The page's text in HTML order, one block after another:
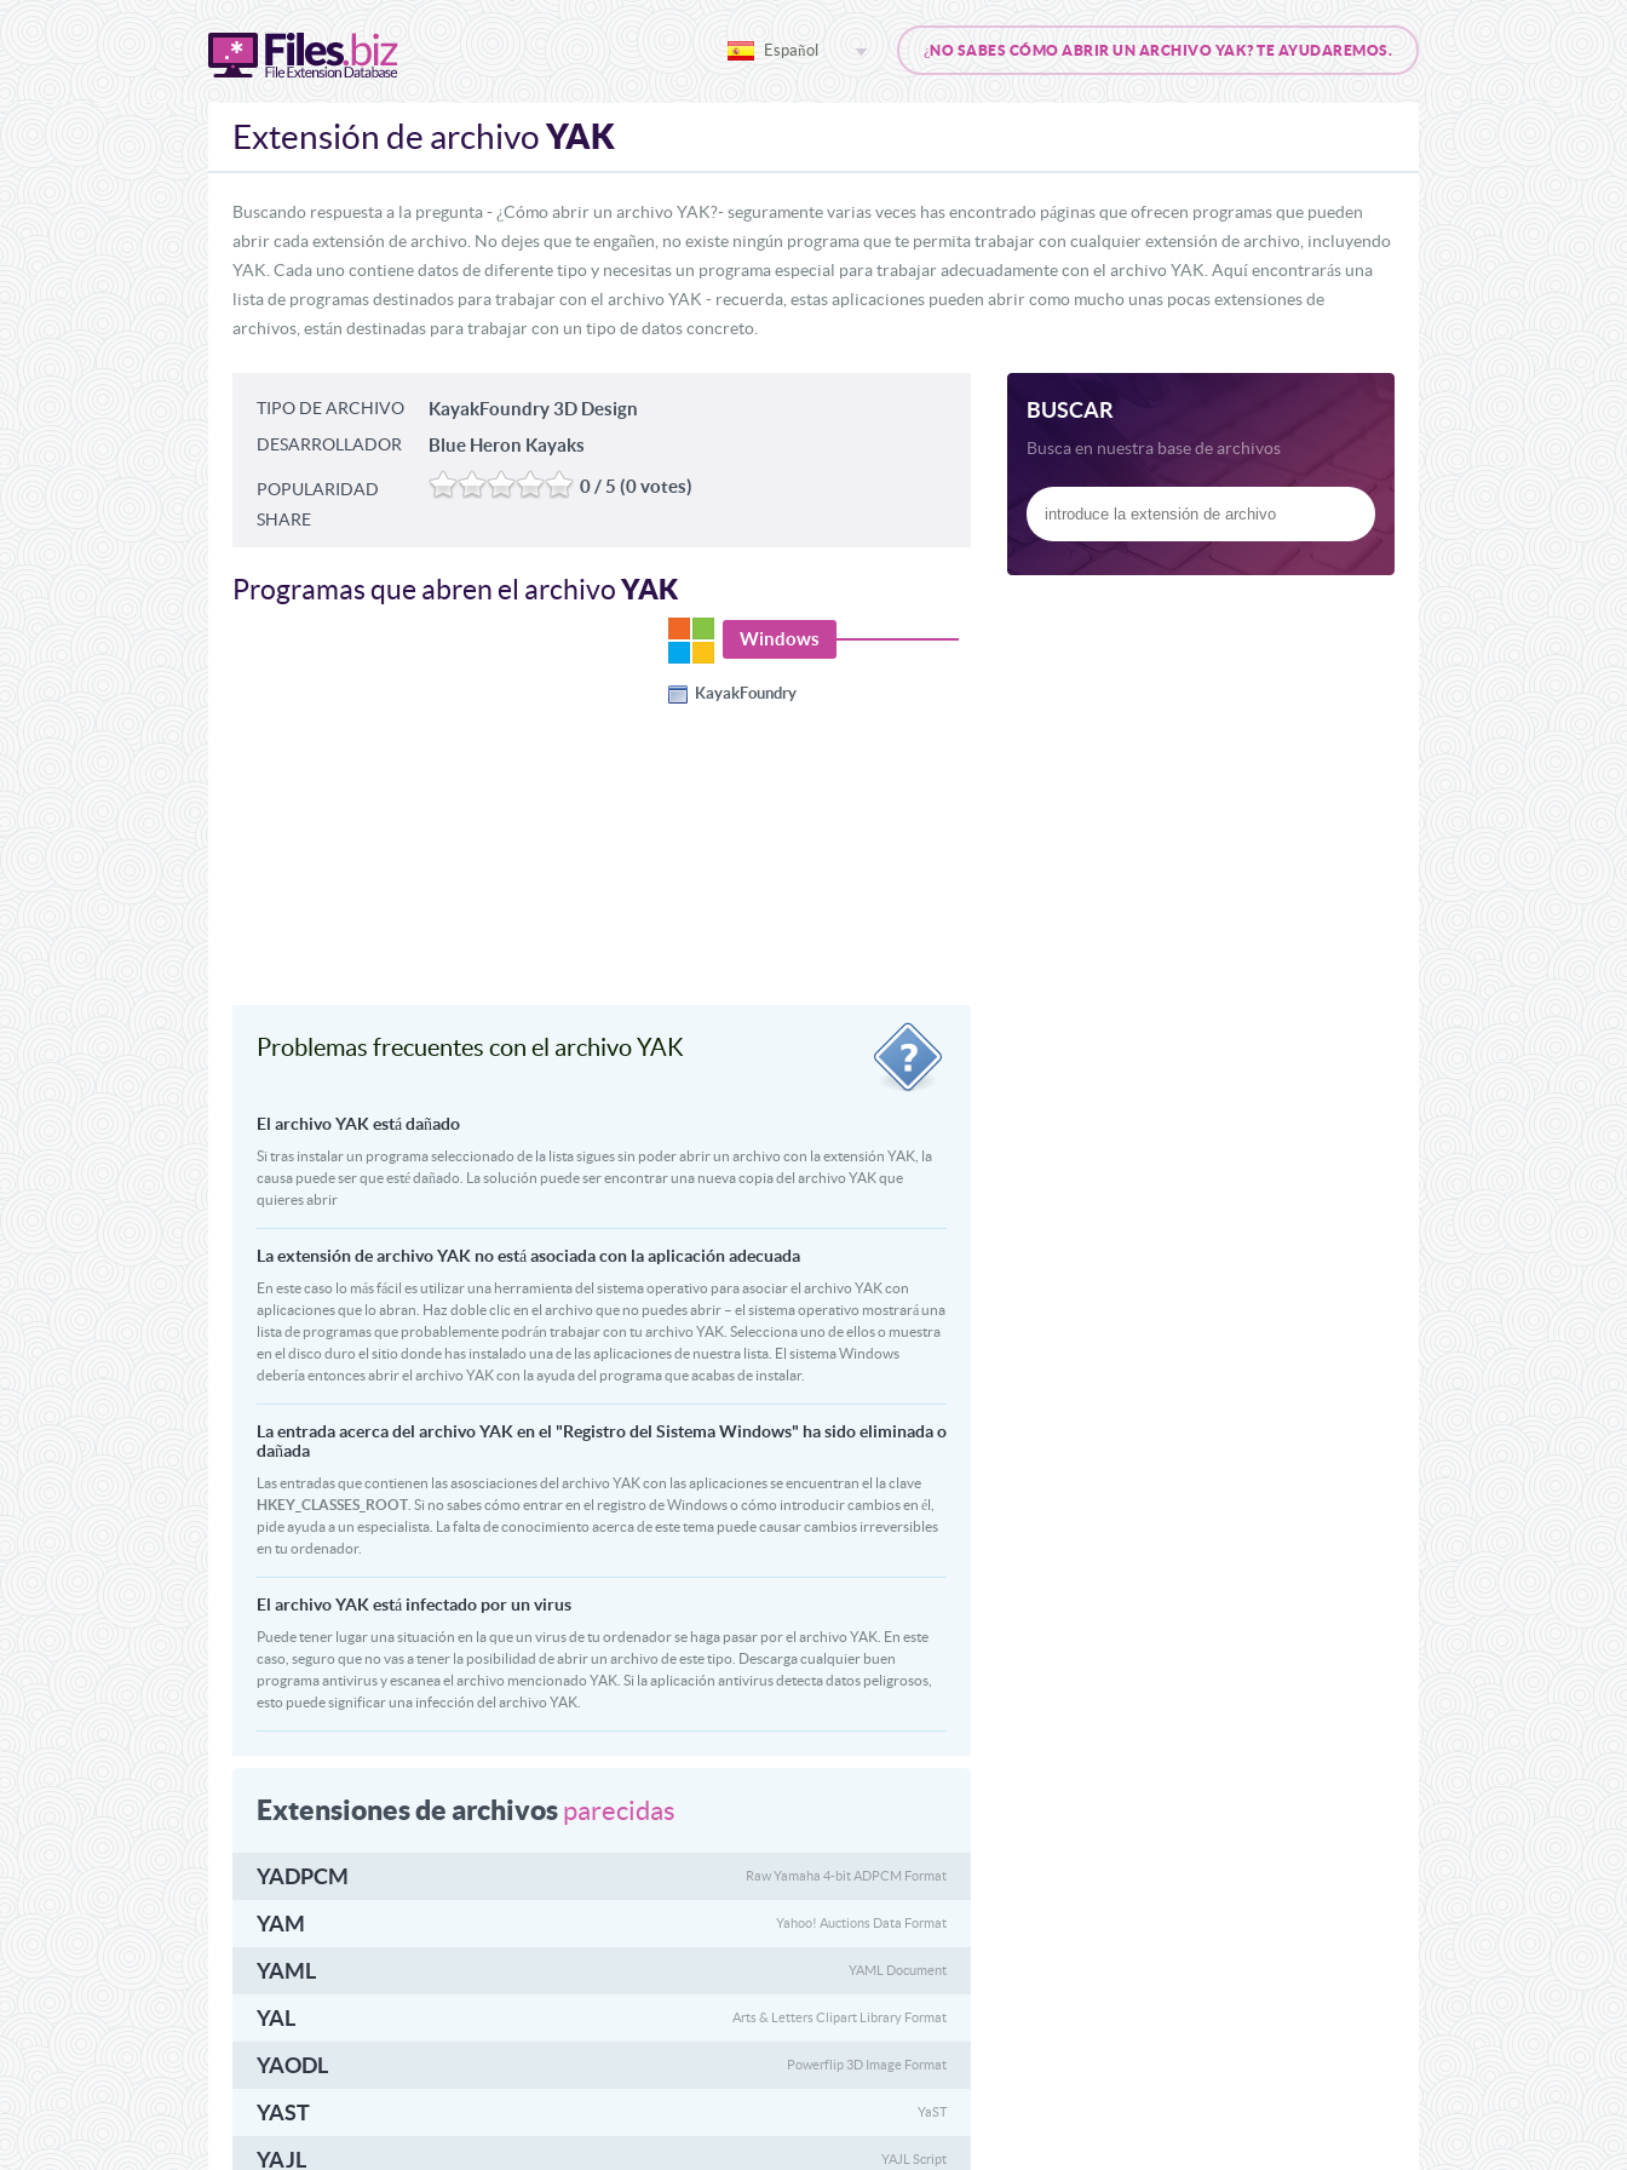
¿NO SABES CÓMO ABRIR UN ARCHIVO YAK? TE AYUDAREMOS.
Español
Extensión de archivoYAK
Buscando respuesta a la pregunta - ¿Cómo abrir un archivo YAK?- seguramente varias veces has encontrado páginas que ofrecen programas que pueden
abrir cada extensión de archivo. No dejes que te engañen, no existe ningún programa que te permita trabajar con cualquier extensión de archivo, incluyendo
YAK. Cada uno contiene datos de diferente tipo y necesitas un programa especial para trabajar adecuadamente con el archivo YAK. Aquí encontrarás una
lista de programas destinados para trabajar con el archivo YAK - recuerda, estas aplicaciones pueden abrir como mucho unas pocas extensiones de
archivos, están destinadas para trabajar con un tipo de datos concreto.
BUSCAR
Busca en nuestra base de archivos
TIPO DE ARCHIVO KayakFoundry 3D Design
DESARROLLADOR Blue Heron Kayaks
POPULARIDAD 0 / 5 (0 votes)
SHARE
Programas que abren el archivoYAK
Windows
KayakFoundry
Problemas frecuentes con el archivo YAK
El archivo YAK está dañado
Si tras instalar un programa seleccionado de la lista sigues sin poder abrir un archivo con la extensión YAK, la
causa puede ser que esté dañado. La solución puede ser encontrar una nueva copia del archivo YAK que
quieres abrir
La extensión de archivo YAK no está asociada con la aplicación adecuada
En este caso lo más fácil es utilizar una herramienta del sistema operativo para asociar el archivo YAK con
aplicaciones que lo abran. Haz doble clic en el archivo que no puedes abrir – el sistema operativo mostrará una
lista de programas que probablemente podrán trabajar con tu archivo YAK. Selecciona uno de ellos o muestra
en el disco duro el sitio donde has instalado una de las aplicaciones de nuestra lista. El sistema Windows
debería entonces abrir el archivo YAK con la ayuda del programa que acabas de instalar.
La entrada acerca del archivo YAK en el "Registro del Sistema Windows" ha sido eliminada o
dañada
Las entradas que contienen las asosciaciones del archivo YAK con las aplicaciones se encuentran el la clave
HKEY_CLASSES_ROOT . Si no sabes cómo entrar en el registro de Windows o cómo introducir cambios en él,
pide ayuda a un especialista. La falta de conocimiento acerca de este tema puede causar cambios irreversibles
en tu ordenador.
El archivo YAK está infectado por un virus
Puede tener lugar una situación en la que un virus de tu ordenador se haga pasar por el archivo YAK. En este
caso, seguro que no vas a tener la posibilidad de abrir un archivo de este tipo. Descarga cualquier buen
programa antivirus y escanea el archivo mencionado YAK. Si la aplicación antivirus detecta datos peligrosos,
esto puede significar una infección del archivo YAK.
Extensiones de archivos parecidas
YADPCM Raw Yamaha 4-bit ADPCM Format
YAM Yahoo! Auctions Data Format
YAML YAML Document
YAL Arts & Letters Clipart Library Format
YAODL Powerflip 3D Image Format
YAST YaST
YAJL YAJL Script